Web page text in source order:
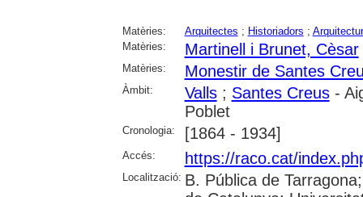
Matèries: Arquitectes ; Historiadors ;
Matèries:
Martinell i Brunet, Cèsar
Matèries: Monestir de Santes
Àmbit: Valls; Santes Creus-
Poblet
Cronologia: [1864 - 1934]
Accés: https://raco.cat/
Localització: B. Pública de